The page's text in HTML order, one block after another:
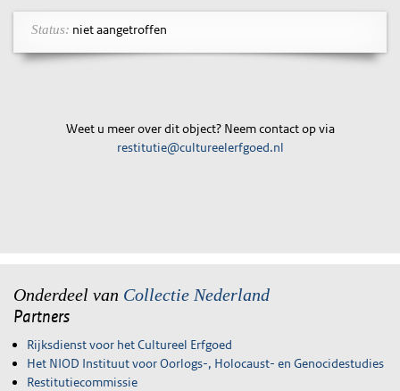
Status: niet aangetroffen
Weet u meer over dit object? Neem contact op via
restitutie@cultureelerfgoed.nl
Onderdeel van Collectie Nederland
Partners
Rijksdienst voor het Cultureel Erfgoed
Het NIOD Instituut voor Oorlogs-, Holocaust- en Genocidestudies
Restitutiecommissie